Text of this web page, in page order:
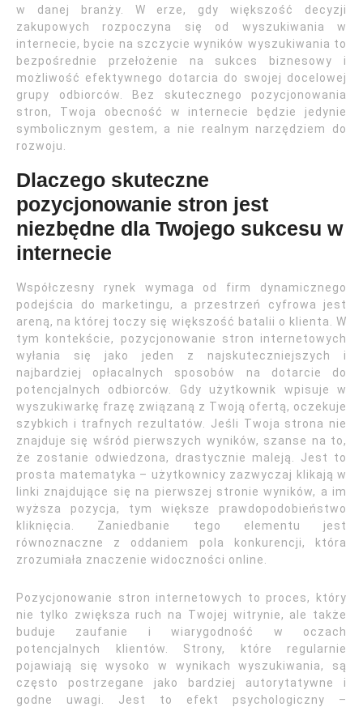
w danej branży. W erze, gdy większość decyzji
zakupowych rozpoczyna się od wyszukiwania w
internecie, bycie na szczycie wyników wyszukiwania to
bezpośrednie przełożenie na sukces biznesowy i
możliwość efektywnego dotarcia do swojej docelowej
grupy odbiorców. Bez skutecznego pozycjonowania
stron, Twoja obecność w internecie będzie jedynie
symbolicznym gestem, a nie realnym narzędziem do
rozwoju.
Dlaczego skuteczne
pozycjonowanie stron jest
niezbędne dla Twojego sukcesu w
internecie
Współczesny rynek wymaga od firm dynamicznego
podejścia do marketingu, a przestrzeń cyfrowa jest
areną, na której toczy się większość batalii o klienta. W
tym kontekście, pozycjonowanie stron internetowych
wyłania się jako jeden z najskuteczniejszych i
najbardziej opłacalnych sposobów na dotarcie do
potencjalnych odbiorców. Gdy użytkownik wpisuje w
wyszukiwarkę frazę związaną z Twoją ofertą, oczekuje
szybkich i trafnych rezultatów. Jeśli Twoja strona nie
znajduje się wśród pierwszych wyników, szanse na to,
że zostanie odwiedzona, drastycznie maleją. Jest to
prosta matematyka – użytkownicy zazwyczaj klikają w
linki znajdujące się na pierwszej stronie wyników, a im
wyższa pozycja, tym większe prawdopodobieństwo
kliknięcia. Zaniedbanie tego elementu jest
równoznaczne z oddaniem pola konkurencji, która
zrozumiała znaczenie widoczności online.
Pozycjonowanie stron internetowych to proces, który
nie tylko zwiększa ruch na Twojej witrynie, ale także
buduje zaufanie i wiarygodność w oczach
potencjalnych klientów. Strony, które regularnie
pojawiają się wysoko w wynikach wyszukiwania, są
często postrzegane jako bardziej autorytatywne i
godne uwagi. Jest to efekt psychologiczny –